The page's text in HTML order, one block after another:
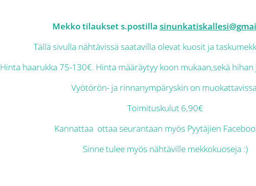
Mekko tilaukset s.postilla
Tällä sivulla nähtävissä saatavilla olevat kuosit ja
Hinta haarukka 75-130€. Hinta määräytyy koon mukaan,sekä
Vyötörön- ja rinnanympäryskin on
Toimituskulut 6,90€
Kannattaa ottaa seurantaan myös Pyytäjien
Sinne tulee myös nähtäville mekkokuoseja :)